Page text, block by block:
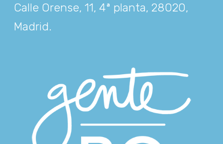
Calle Orense, 11, 4ª planta, 28020,
Madrid.